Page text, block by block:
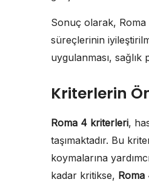
Sonuç olarak, Roma
süreçlerinin
uygulanması,
Kriterlerin
Roma 4 kriterleri,
taşımaktadır. Bu
koymalarına
kadar kritikse,